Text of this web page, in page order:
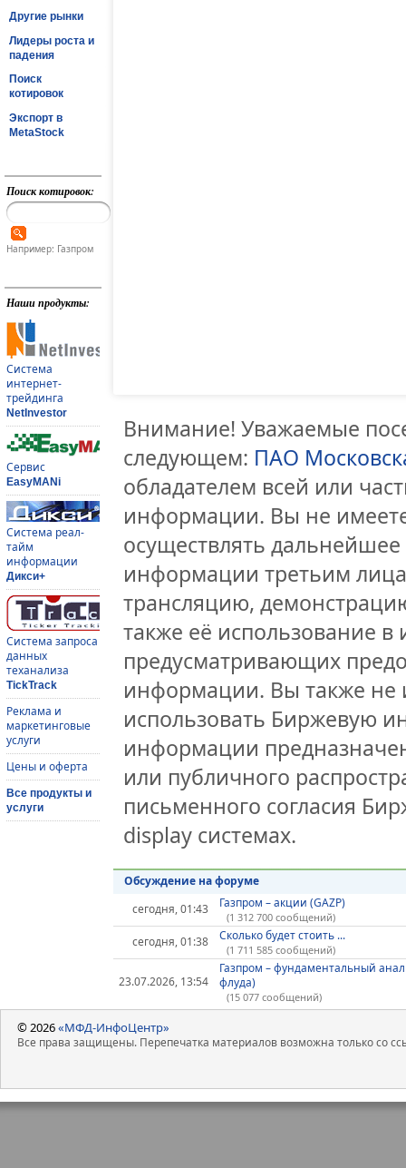
Другие рынки
Лидеры роста и
падения
Поиск
котировок
Экспорт в
MetaStock
Поиск котировок:
Например: Газпром
Наши продукты:
Система
интернет-
трейдинга
NetInvestor
Сервис
EasyMANi
Система реал-
тайм
информации
Дикси+
Система запроса
данных
теханализа
TickTrack
Реклама и
маркетинговые
услуги
Цены и оферта
Все продукты и
услуги
Внимание! Уважаемые
следующем: ПАО
обладателем всей или
информации. Вы не
осуществлять
информации третьим
трансляцию,
также её использование
предусматривающих
информации. Вы также не
использовать Биржевую
информации
или публичного
письменного согласия
display системах.
Обсуждение на форуме
сегодня, 01:43
Газпром – акции (GAZP)
(1 312 700 сообщений)
сегодня, 01:38 Сколько будет стоить ...
(1 711 585 сообщений)
23.07.2026, 13:54
Газпром – фундаментальный
флуда)
(15 077 сообщений)
© 2026«МФД-ИнфоЦентр»
Все права защищены. Перепечатка материалов возможна только со